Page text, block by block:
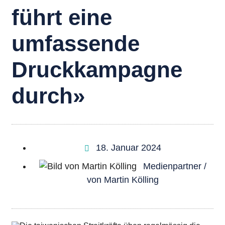
führt eine
umfassende
Druckkampagne
durch»
18. Januar 2024
von Martin Kölling